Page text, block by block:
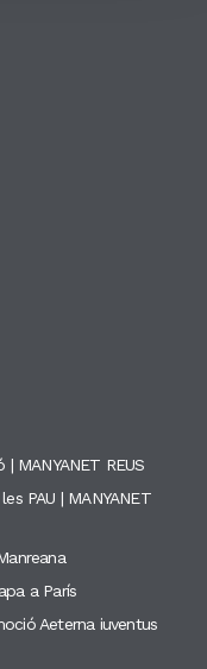
MANYANET REUS
PAU | MANYANET
a París
Aeterna iuventus